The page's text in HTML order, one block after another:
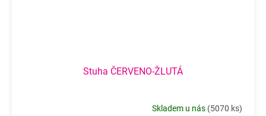
Stuha ČERVENO-ŽLUTÁ
Skladem u nás (5070 ks)